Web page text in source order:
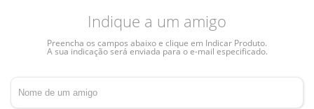
Indique a um amigo
Preencha os campos abaixo e clique em Indicar Produto.
A sua indicação será enviada para o e-mail especificado.